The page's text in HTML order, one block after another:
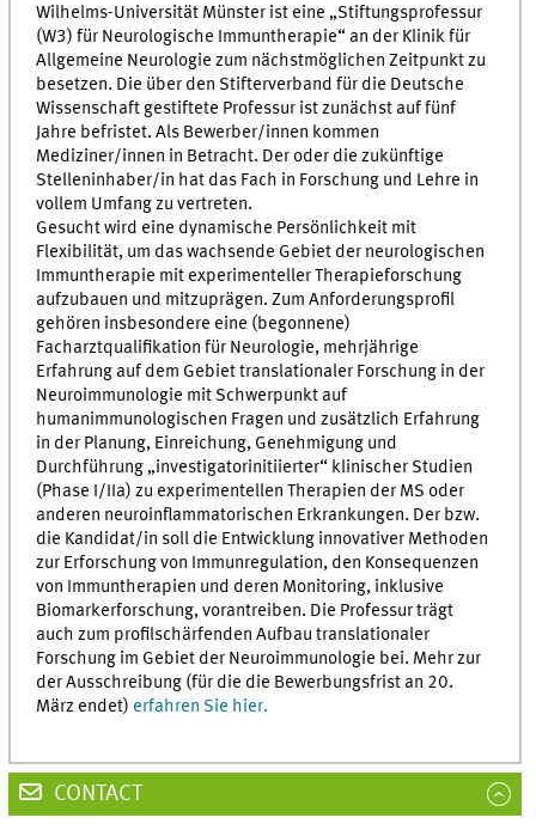
Wilhelms-Universität Münster ist eine „Stiftungsprofessur
(W3) für Neurologische Immuntherapie“ an der Klinik für
Allgemeine Neurologie zum nächstmöglichen Zeitpunkt zu
besetzen. Die über den Stifterverband für die Deutsche
Wissenschaft gestiftete Professur ist zunächst auf fünf
Jahre befristet. Als Bewerber/innen kommen
Mediziner/innen in Betracht. Der oder die zukünftige
Stelleninhaber/in hat das Fach in Forschung und Lehre in
vollem Umfang zu vertreten.
Gesucht wird eine dynamische Persönlichkeit mit
Flexibilität, um das wachsende Gebiet der neurologischen
Immuntherapie mit experimenteller Therapieforschung
aufzubauen und mitzuprägen. Zum Anforderungsprofil
gehören insbesondere eine (begonnene)
Facharztqualifikation für Neurologie, mehrjährige
Erfahrung auf dem Gebiet translationaler Forschung in der
Neuroimmunologie mit Schwerpunkt auf
humanimmunologischen Fragen und zusätzlich Erfahrung
in der Planung, Einreichung, Genehmigung und
Durchführung „investigatorinitiierter“ klinischer Studien
(Phase I/IIa) zu experimentellen Therapien der MS oder
anderen neuroinflammatorischen Erkrankungen. Der bzw.
die Kandidat/in soll die Entwicklung innovativer Methoden
zur Erforschung von Immunregulation, den Konsequenzen
von Immuntherapien und deren Monitoring, inklusive
Biomarkerforschung, vorantreiben. Die Professur trägt
auch zum profilschärfenden Aufbau translationaler
Forschung im Gebiet der Neuroimmunologie bei. Mehr zur
der Ausschreibung (für die die Bewerbungsfrist an 20.
März endet) erfahren Sie hier.
CONTACT